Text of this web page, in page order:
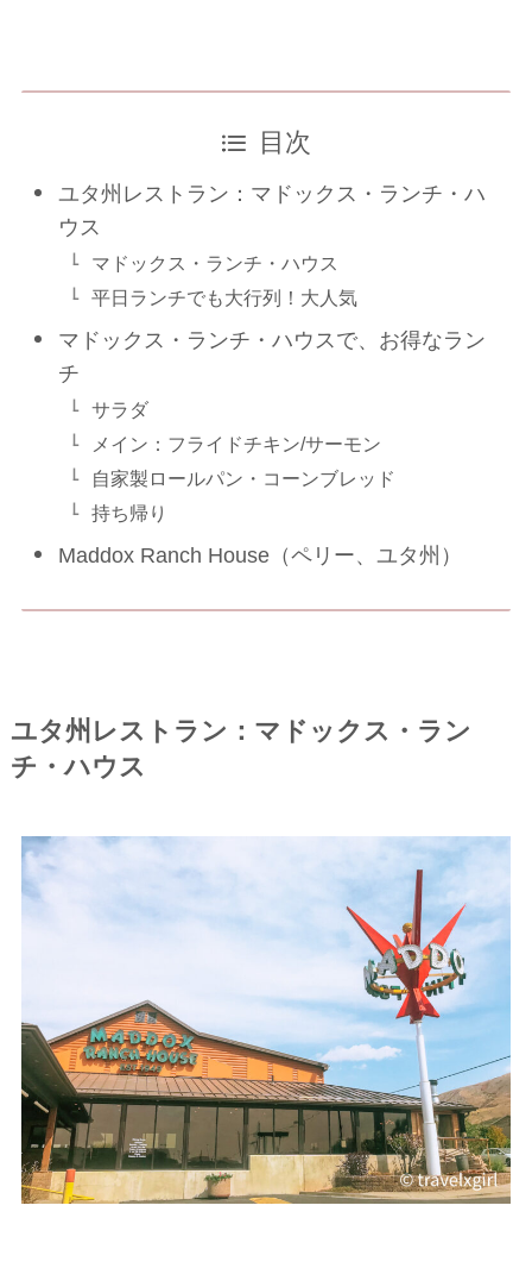
目次
ユタ州レストラン：マドックス・ランチ・ハ
ウス
マドックス・ランチ・ハウス
平日ランチでも大行列！大人気
マドックス・ランチ・ハウスで、お得なラン
チ
サラダ
メイン：フライドチキン/サーモン
自家製ロールパン・コーンブレッド
持ち帰り
Maddox Ranch House（ペリー、ユタ州）
ユタ州レストラン：マドックス・ラン
チ・ハウス